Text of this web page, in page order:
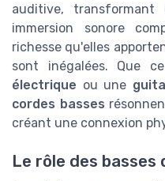
auditive,
immersion sonore
richesse qu'elles
sont inégalées. Que
électrique ou une
cordes basses
créant une connexion
Le rôle des